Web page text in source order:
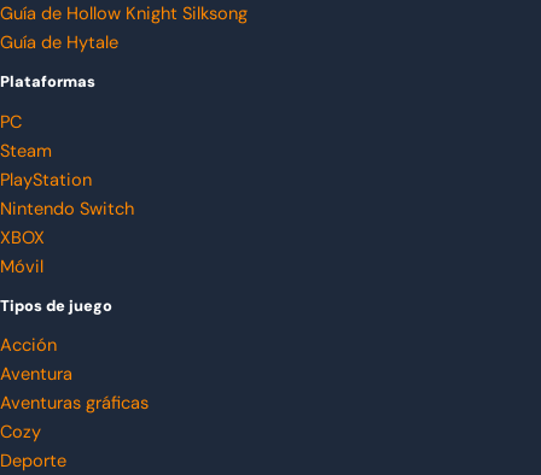
Guía de Hollow Knight Silksong
Guía de Hytale
Plataformas
PC
Steam
PlayStation
Nintendo Switch
XBOX
Móvil
Tipos de juego
Acción
Aventura
Aventuras gráficas
Cozy
Deporte